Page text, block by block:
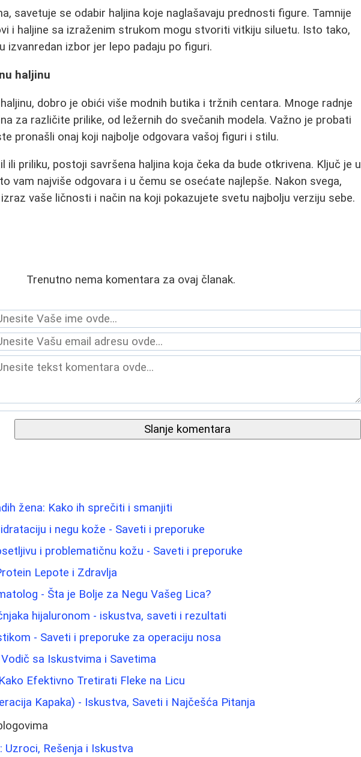
savetuje se odabir haljina koje naglašavaju prednosti figure. Tamnije
i haljine sa izraženim strukom mogu stvoriti vitkiju siluetu. Isto tako,
izvanredan izbor jer lepo padaju po figuri.
haljinu
dobro je obići više modnih butika i tržnih centara. Mnoge radnje
za različite prilike, od ležernih do svečanih modela. Važno je probati
pronašli onaj koji najbolje odgovara vašoj figuri i stilu.
ili priliku, postoji savršena haljina koja čeka da bude otkrivena. Ključ je u
vam najviše odgovara i u čemu se osećate najlepše. Nakon svega,
vaše ličnosti i način na koji pokazujete svetu najbolju verziju sebe.
Trenutno nema komentara za ovaj članak.
Slanje komentara
žena: Kako ih sprečiti i smanjiti
i negu kože - Saveti i preporuke
i problematičnu kožu - Saveti i preporuke
Lepote i Zdravlja
- Šta je Bolje za Negu Vašeg Lica?
hijaluronom - iskustva, saveti i rezultati
- Saveti i preporuke za operaciju nosa
sa Iskustvima i Savetima
Efektivno Tretirati Fleke na Licu
Kapaka) - Iskustva, Saveti i Najčešća Pitanja
Uzroci, Rešenja i Iskustva